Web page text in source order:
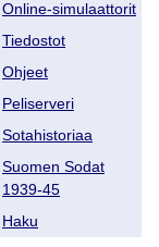
Online-simulaattorit
Tiedostot
Ohjeet
Peliserveri
Sotahistoriaa
Suomen Sodat
1939-45
Haku